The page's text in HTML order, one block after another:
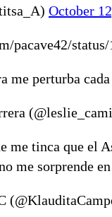
October
pacave42/
me perturba
me tinca que el
me sorprende